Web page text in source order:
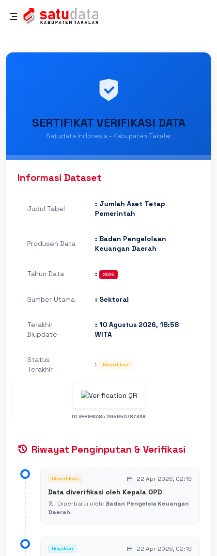
SERTIFIKAT VERIFIKASI DATA
Satudata Indonesia - Kabupaten Takalar
Informasi Dataset
Judul Tabel
: Jumlah Aset Tetap
Pemerintah
Produsen Data
: Badan Pengelolaan
Keuangan Daerah
Tahun Data : 2025
Sumber Utama : Sektoral
Terakhir
Diupdate
: 10 Agustus 2026, 18:58
WITA
Status
Terakhir
: Diverifikasi
ID VERIFIKASI: 2656507873A9
Riwayat Penginputan & Verifikasi
Diverifikasi 22 Apr 2026, 02:19
Data diverifikasi oleh Kepala OPD
Diperbarui oleh: Badan Pengelola Keuangan
Daerah
Diajukan 22 Apr 2026, 02:19